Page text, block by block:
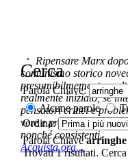
Ripensare Marx
comunismo storico
presumibilmemente
realmente iniziato, se
pensatori critici e
vere e proprie correnti
nonché consistenti.
Acquista ora...
Cerca
Parola Chiave:
Alcune parole
Ordina:
Parola Chiavearringhe
Trovati 1 risultati.